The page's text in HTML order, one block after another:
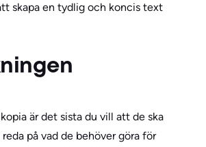
skapa en tydlig och koncis text
är det sista du vill att de ska
på vad de behöver göra för